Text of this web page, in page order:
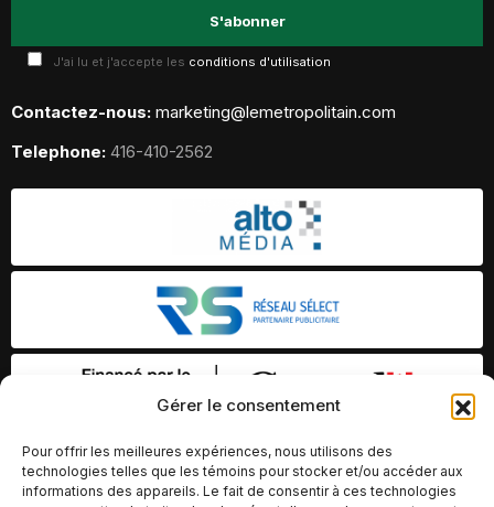
Gérer le consentement
Pour offrir les meilleures expériences, nous utilisons des
technologies telles que les témoins pour stocker et/ou accéder aux
informations des appareils. Le fait de consentir à ces technologies
J'ai lu et j'accepte les conditions d'utilisation
Contactez-nous: marketing@lemetropolitain.com
Telephone: 416-410-2562